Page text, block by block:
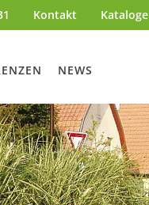
Kontakt Kataloge
NEWS